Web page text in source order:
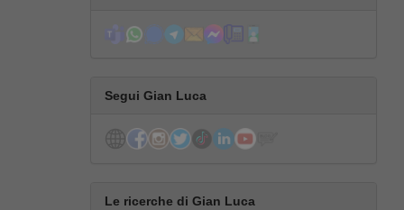
Segui Gian Luca
Le ricerche di Gian Luca